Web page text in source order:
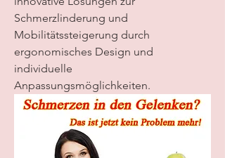
Schmerzlinderung und
Mobilitätssteigerung durch
ergonomisches Design und
individuelle
Anpassungsmöglichkeiten.